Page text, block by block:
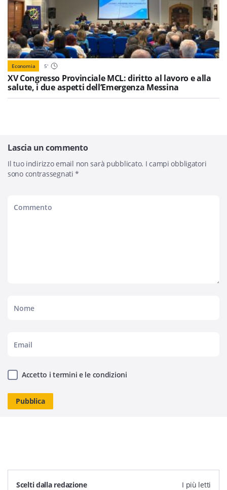
Economia 5'
XV Congresso Provinciale MCL: diritto al lavoro e alla
salute, i due aspetti dell’Emergenza Messina
Lascia un commento
Il tuo indirizzo email non sarà pubblicato. I campi obbligatori
sono contrassegnati*
Accetto i termini e le condizioni
Scelti dalla redazione I più letti